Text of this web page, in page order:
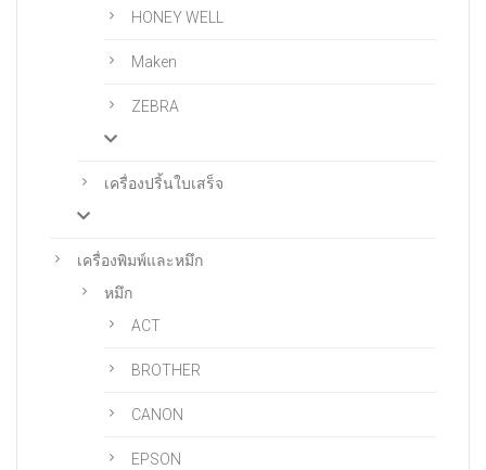
HONEY WELL
Maken
ZEBRA
เครื่องปริ้นใบเสร็จ
เครื่องพิมพ์และหมึก
หมึก
ACT
BROTHER
CANON
EPSON